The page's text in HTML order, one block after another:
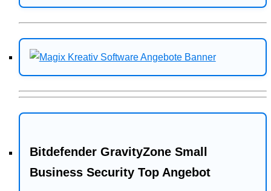
Bitdefender GravityZone Small
Business Security Top Angebot